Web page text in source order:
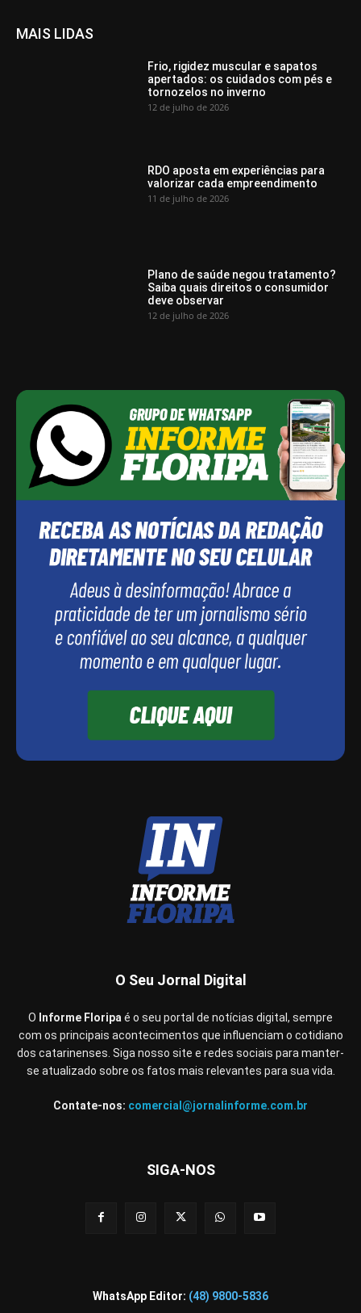
MAIS LIDAS
Frio, rigidez muscular e sapatos
apertados: os cuidados com pés e
tornozelos no inverno
12 de julho de 2026
RDO aposta em experiências para
valorizar cada empreendimento
11 de julho de 2026
Plano de saúde negou tratamento?
Saiba quais direitos o consumidor
deve observar
12 de julho de 2026
O Seu Jornal Digital
O Informe Floripa é o seu portal de notícias digital, sempre
com os principais acontecimentos que influenciam o cotidiano
dos catarinenses. Siga nosso site e redes sociais para manter-
se atualizado sobre os fatos mais relevantes para sua vida.
Contate-nos: comercial@jornalinforme.com.br
SIGA-NOS
WhatsApp Editor: (48) 9800-5836